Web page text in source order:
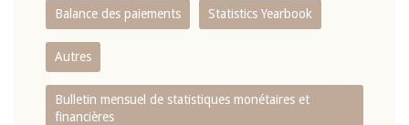
Balance des paiements Statistics Yearbook
Autres
Bulletin mensuel de statistiques monétaires et
financières